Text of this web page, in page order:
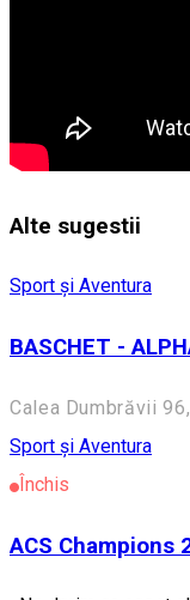
Alte sugestii
Sport și Aventura
BASCHET -
Calea Dumbrăvii
Sport și Aventura
Închis
ACS Champions